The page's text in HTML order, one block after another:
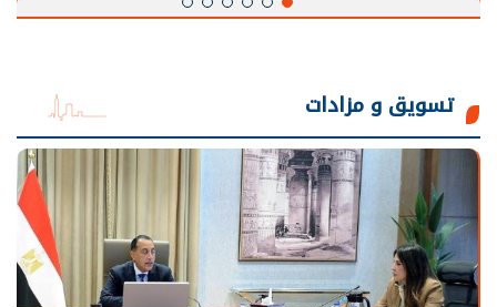
تسويق و مزادات